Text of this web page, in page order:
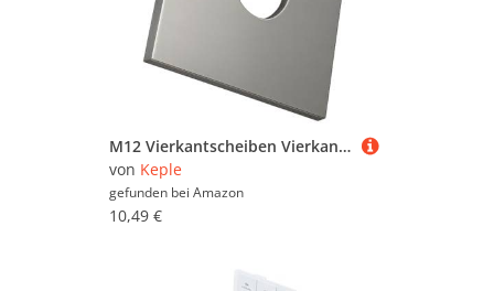
M12 Vierkantscheiben Vierkant-Unterlegscheiben, rechteckige Unterlegscheibe mit rundem Loch, verzinkte verzinkte Hochleistungsscheibe für 12mm Schrauben/Muttern DIN436 (10er Pack)
von Keple
gefunden bei Amazon
10,49 €